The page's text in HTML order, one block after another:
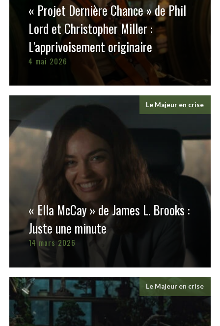
« Projet Dernière Chance » de Phil
Lord et Christopher Miller :
L'apprivoisement originaire
4 mai 2026
Le Majeur en crise
« Ella McCay » de James L. Brooks :
Juste une minute
14 mars 2026
Le Majeur en crise